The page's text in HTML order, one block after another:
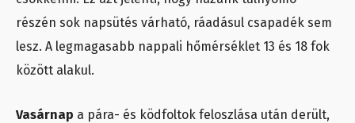
részén sok napsütés várható, ráadásul csapadék sem
lesz. A legmagasabb nappali hőmérséklet 13 és 18 fok
között alakul.
Vasárnap a pára- és ködfoltok feloszlása után derült,